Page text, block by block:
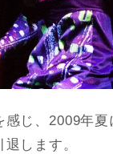
じ、2009年夏
します。